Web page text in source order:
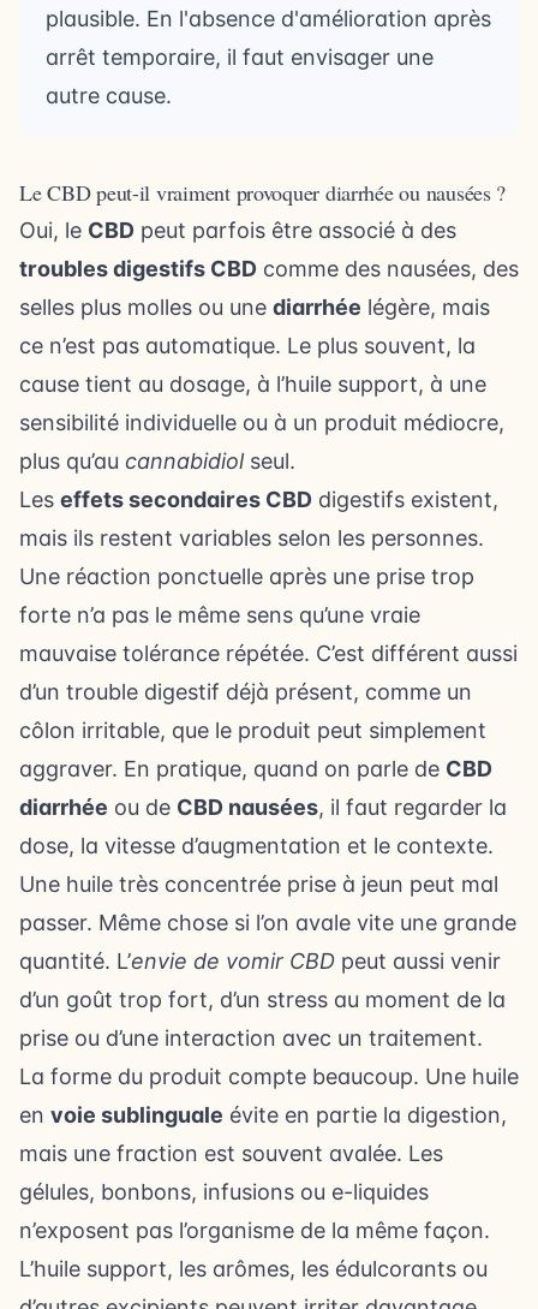
plausible. En l'absence d'amélioration après
arrêt temporaire, il faut envisager une
autre cause.
Le CBD peut-il vraiment provoquer diarrhée ou nausées ?
Oui, le CBD peut parfois être associé à des
troubles digestifs CBD comme des nausées, des
selles plus molles ou une diarrhée légère, mais
ce n’est pas automatique. Le plus souvent, la
cause tient au dosage, à l’huile support, à une
sensibilité individuelle ou à un produit médiocre,
plus qu’au cannabidiolseul.
Les effets secondaires CBD digestifs existent,
mais ils restent variables selon les personnes.
Une réaction ponctuelle après une prise trop
forte n’a pas le même sens qu’une vraie
mauvaise tolérance répétée. C’est différent aussi
d’un trouble digestif déjà présent, comme un
côlon irritable, que le produit peut simplement
aggraver. En pratique, quand on parle de CBD
diarrhée ou de CBD nausées, il faut regarder la
dose, la vitesse d’augmentation et le contexte.
Une huile très concentrée prise à jeun peut mal
passer. Même chose si l’on avale vite une grande
quantité. L’envie de vomir CBD peut aussi venir
d’un goût trop fort, d’un stress au moment de la
prise ou d’une interaction avec un traitement.
La forme du produit compte beaucoup. Une huile
en voie sublinguale évite en partie la digestion,
mais une fraction est souvent avalée. Les
gélules, bonbons, infusions ou e-liquides
n’exposent pas l’organisme de la même façon.
L’huile support, les arômes, les édulcorants ou